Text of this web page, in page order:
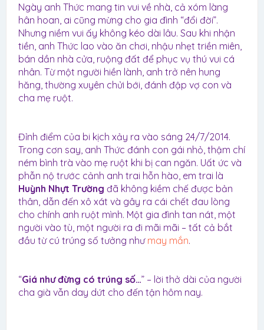
Ngày anh Thức mang tin vui về nhà, cả xóm làng
hân hoan, ai cũng mừng cho gia đình “đổi đời”.
Nhưng niềm vui ấy không kéo dài lâu. Sau khi nhận
tiền, anh Thức lao vào ăn chơi, nhậu nhẹt triền miên,
bán dần nhà cửa, ruộng đất để phục vụ thú vui cá
nhân. Từ một người hiền lành, anh trở nên hung
hăng, thường xuyên chửi bới, đánh đập vợ con và
cha mẹ ruột.
Đỉnh điểm của bi kịch xảy ra vào sáng 24/7/2014.
Trong cơn say, anh Thức đánh con gái nhỏ, thậm chí
ném bình trà vào mẹ ruột khi bị can ngăn. Uất ức và
phẫn nộ trước cảnh anh trai hỗn hào, em trai là
Huỳnh Nhựt Trường đã không kiềm chế được bản
thân, dẫn đến xô xát và gây ra cái chết đau lòng
cho chính anh ruột mình. Một gia đình tan nát, một
người vào tù, một người ra đi mãi mãi – tất cả bắt
đầu từ cú trúng số tưởng như may mắn.
“Giá như đừng có trúng số…” – lời thở dài của người
cha già vẫn day dứt cho đến tận hôm nay.